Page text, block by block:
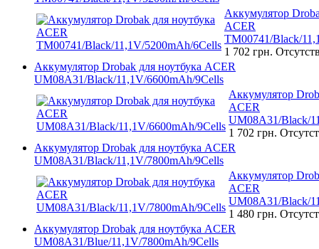
Аккумулятор
ACER
TM00741/Black/
1 702 грн.
Аккумулятор Drobak для ноутбука ACER
UM08A31/Black/11,1V/6600mAh/9Cells
Аккумулятор
ACER
UM08A31/Black/
1 702 грн.
Аккумулятор Drobak для ноутбука ACER
UM08A31/Black/11,1V/7800mAh/9Cells
Аккумулятор
ACER
UM08A31/Black/
1 480 грн.
Аккумулятор Drobak для ноутбука ACER
UM08A31/Blue/11,1V/7800mAh/9Cells